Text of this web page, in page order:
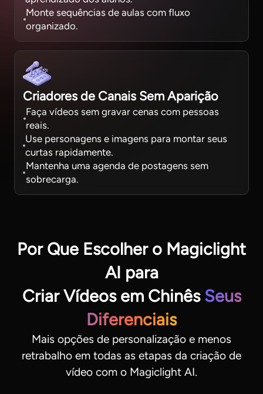
Monte sequências de aulas com fluxo
organizado.
Criadores de Canais Sem Aparição
Faça vídeos sem gravar cenas com pessoas
reais.
Use personagens e imagens para montar seus
curtas rapidamente.
Mantenha uma agenda de postagens sem
sobrecarga.
Por Que Escolher o Magiclight
AI para
Criar Vídeos em Chinês Seus
Diferenciais
Mais opções de personalização e menos
retrabalho em todas as etapas da criação de
vídeo com o Magiclight AI.